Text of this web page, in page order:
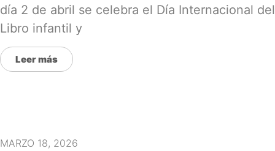
día 2 de abril se celebra el Día Internacional del
Libro infantil y
Leer más
MARZO 18, 2026